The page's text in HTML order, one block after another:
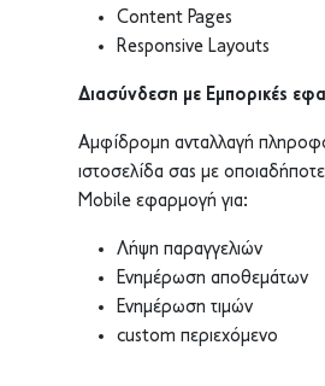
Content Pages
Responsive Layouts
Διασύνδεση με Εμπορικές
Αμφίδρομη ανταλλαγή
ιστοσελίδα σας με
Mobile εφαρμογή για:
Λήψη παραγγελιών
Ενημέρωση αποθεμάτων
Ενημέρωση τιμών
custom περιεχόμενο